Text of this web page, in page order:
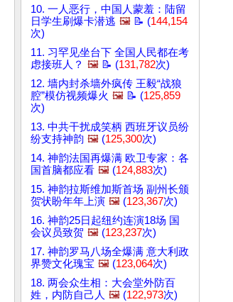
10. 一人恶行，中国人蒙羞：陆留
日学生刷爆卡潜逃 🖼️ 📝 (144,154
次)
11. 习罕见坐台下 全国人民都在考
虑接班人？ 🖼️ 📝 (131,782次)
12. 墙内封杀墙外疯传 王毅“战狼
腔”模仿视频爆火 🖼️ 📝 (125,859
次)
13. 中共干扰成笑柄 西班牙议员纷
纷支持神韵 🖼️ (125,300次)
14. 神韵法国再爆满 欧卫专家：各
国首脑都应看 🖼️ (124,883次)
15. 神韵拉斯维加斯首场 副州长颁
贺状盼年年上演 🖼️ (123,367次)
16. 神韵25日起纽约连演18场 国
会议员致贺 🖼️ (123,237次)
17. 神韵罗马八场全爆满 意大利政
界赞文化瑰宝 🖼️ (123,064次)
18. 两会众生相：大会堂外防百
姓，内防自己人 🖼️ (122,973次)